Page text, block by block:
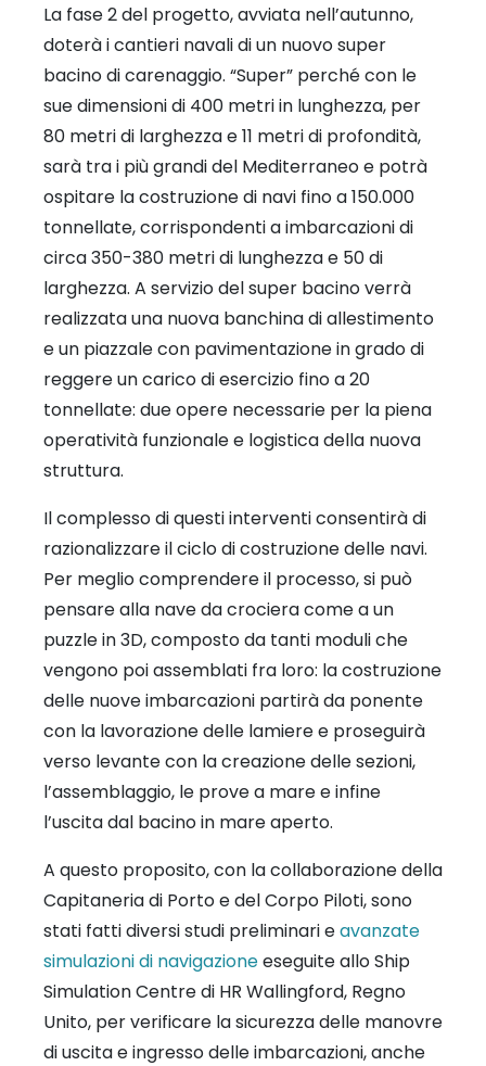
La fase 2 del progetto, avviata nell’autunno,
doterà i cantieri navali di un nuovo super
bacino di carenaggio. “Super” perché con le
sue dimensioni di 400 metri in lunghezza, per
80 metri di larghezza e 11 metri di profondità,
sarà tra i più grandi del Mediterraneo e potrà
ospitare la costruzione di navi fino a 150.000
tonnellate, corrispondenti a imbarcazioni di
circa 350-380 metri di lunghezza e 50 di
larghezza. A servizio del super bacino verrà
realizzata una nuova banchina di allestimento
e un piazzale con pavimentazione in grado di
reggere un carico di esercizio fino a 20
tonnellate: due opere necessarie per la piena
operatività funzionale e logistica della nuova
struttura.
Il complesso di questi interventi consentirà di
razionalizzare il ciclo di costruzione delle navi.
Per meglio comprendere il processo, si può
pensare alla nave da crociera come a un
puzzle in 3D, composto da tanti moduli che
vengono poi assemblati fra loro: la costruzione
delle nuove imbarcazioni partirà da ponente
con la lavorazione delle lamiere e proseguirà
verso levante con la creazione delle sezioni,
l’assemblaggio, le prove a mare e infine
l’uscita dal bacino in mare aperto.
A questo proposito, con la collaborazione della
Capitaneria di Porto e del Corpo Piloti, sono
stati fatti diversi studi preliminari eavanzate
simulazioni di navigazioneeseguite allo Ship
Simulation Centre di HR Wallingford, Regno
Unito, per verificare la sicurezza delle manovre
di uscita e ingresso delle imbarcazioni, anche